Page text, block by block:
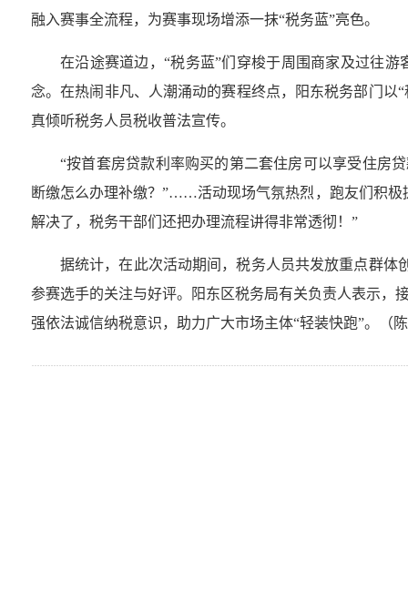
融入赛事全流程，为赛事现场增添一抹“税务蓝”亮色。
在沿途赛道边，“税务蓝”们穿梭于周围商家及过往
念。在热闹非凡、人潮涌动的赛程终点，阳东税务部门以
真倾听税务人员税收普法宣传。
“按首套房贷款利率购买的第二套住房可以享受住房
断缴怎么办理补缴？”……活动现场气氛热烈，跑友们积极
解决了，税务干部们还把办理流程讲得非常透彻！”
据统计，在此次活动期间，税务人员共发放重点群体
参赛选手的关注与好评。阳东区税务局有关负责人表示，
强依法诚信纳税意识，助力广大市场主体“轻装快跑”。（